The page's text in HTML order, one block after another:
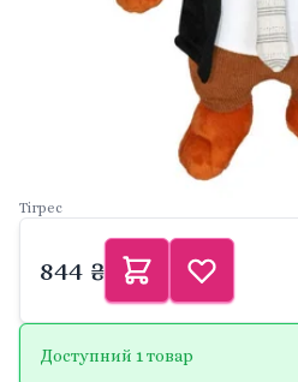
Тігрес
844 ₴
Доступний 1 товар